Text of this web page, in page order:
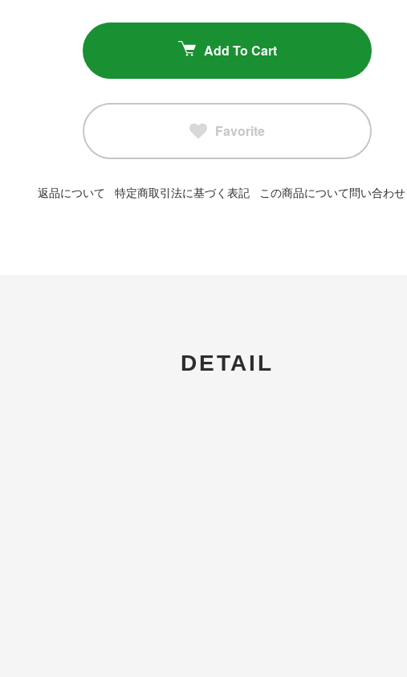
Add To Cart
Favorite
返品について 特定商取引法に基づく表記 この商品について問い合わ
DETAIL